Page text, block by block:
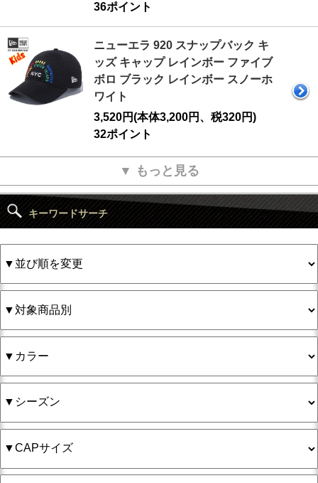
36ポイント
ニューエラ 920 スナップバック キ
ッズ キャップ レインボー ファイブ
ボロ ブラック レインボー スノーホ
ワイト
3,520円(本体3,200円、税320円)
32ポイント
▼ もっと見る
キーワードサーチ